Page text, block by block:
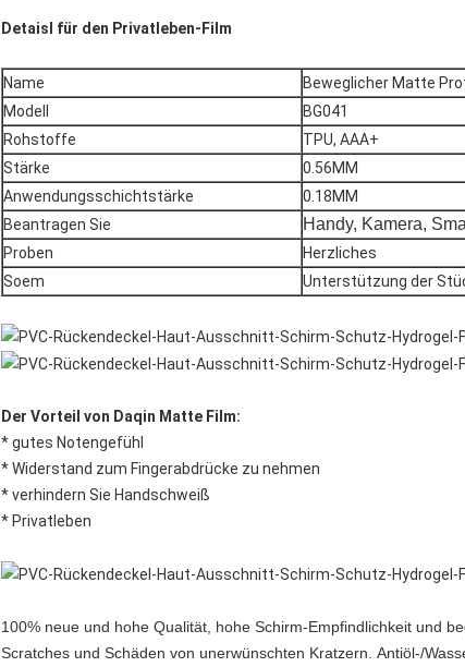
Detaisl für den Privatleben-Film
Name
Beweglicher Matte
Modell
BG041
Rohstoffe
TPU, AAA+
Stärke
0.56MM
Anwendungsschichtstärke
0.18MM
Beantragen Sie
Handy, Kamera,
Proben
Herzliches
Soem
Unterstützung der
Der Vorteil von Daqin Matte Film:
* gutes Notengefühl
* Widerstand zum Fingerabdrücke zu nehmen
* verhindern Sie Handschweiß
* Privatleben
100% neue und hohe Qualität, hohe Schirm-Empfindlichkeit und
Scratches und Schäden von unerwünschten Kratzern. Antiöl-/